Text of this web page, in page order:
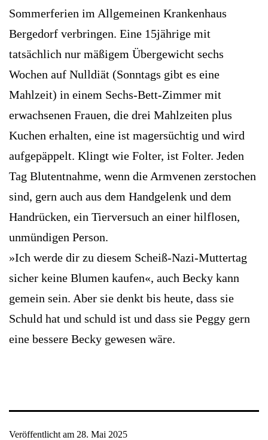
Sommerferien im Allgemeinen Krankenhaus
Bergedorf verbringen. Eine 15jährige mit
tatsächlich nur mäßigem Übergewicht sechs
Wochen auf Nulldiät (Sonntags gibt es eine
Mahlzeit) in einem Sechs-Bett-Zimmer mit
erwachsenen Frauen, die drei Mahlzeiten plus
Kuchen erhalten, eine ist magersüchtig und wird
aufgepäppelt. Klingt wie Folter, ist Folter. Jeden
Tag Blutentnahme, wenn die Armvenen zerstochen
sind, gern auch aus dem Handgelenk und dem
Handrücken, ein Tierversuch an einer hilflosen,
unmündigen Person.
»Ich werde dir zu diesem Scheiß-Nazi-Muttertag
sicher keine Blumen kaufen«, auch Becky kann
gemein sein. Aber sie denkt bis heute, dass sie
Schuld hat und schuld ist und dass sie Peggy gern
eine bessere Becky gewesen wäre.
Veröffentlicht am 28. Mai 2025